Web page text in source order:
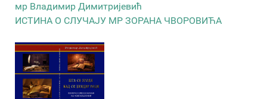
мр Владимир Димитријевић
ИСТИНА О СЛУЧАЈУ МР ЗОРАНА ЧВОРОВИЋА